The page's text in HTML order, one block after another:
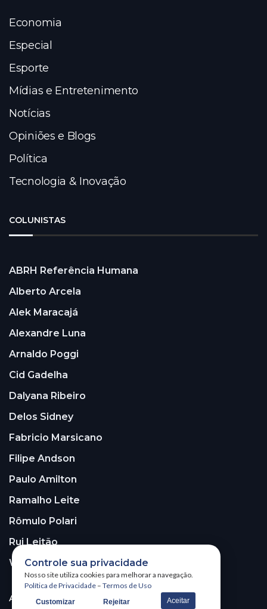
Economia
Especial
Esporte
Mídias e Entretenimento
Notícias
Opiniões e Blogs
Política
Tecnologia & Inovação
COLUNISTAS
ABRH Referência Humana
Alberto Arcela
Alek Maracajá
Alexandre Luna
Arnaldo Poggi
Cid Gadelha
Dalyana Ribeiro
Delos Sidney
Fabricio Marsicano
Filipe Andson
Paulo Amilton
Ramalho Leite
Rômulo Polari
Rui Leitão
Walter Santos
ASSINE A NOSSA NEWSLETTER!
Controle sua privacidade
Nosso site utiliza cookies para melhorar a navegação.
Política de Privacidade – Termos de Uso
Customizar Rejeitar Aceitar